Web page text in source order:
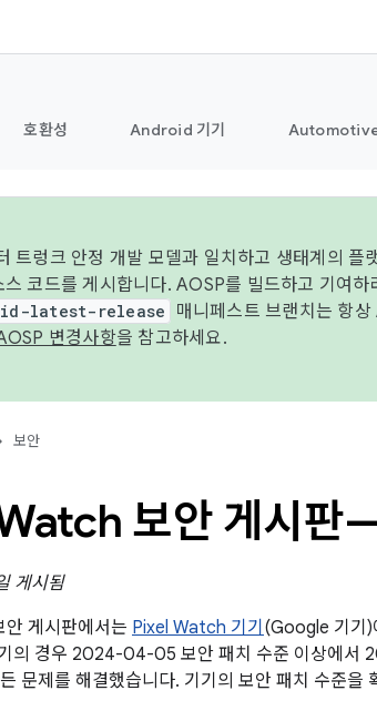
호환성 Android 기기
트렁크 안정 개발 모델과 일치하고 생태계의 플
코드를 게시합니다. AOSP를 빌드하고 기여하
latest-release
매니페스트 브랜치는 항
변경사항을 참고하세요.
보안
보안 게시판
게시됨
게시판에서는 Pixel Watch 기기 (Google 기기)
의 경우 2024-04-05 보안 패치 수준 이상에서
문제를 해결했습니다. 기기의 보안 패치 수준을